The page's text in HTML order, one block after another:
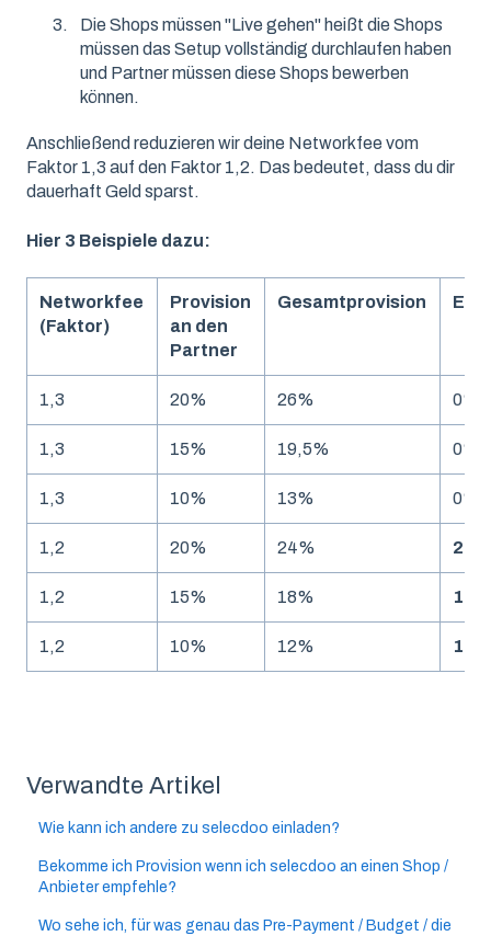
Die Shops müssen "Live gehen" heißt die Shops
müssen das Setup vollständig durchlaufen haben
und Partner müssen diese Shops bewerben
können.
Anschließend reduzieren wir deine Networkfee vom
Faktor 1,3 auf den Faktor 1,2. Das bedeutet, dass du dir
dauerhaft Geld sparst.
Hier 3 Beispiele dazu:
Networkfee
(Faktor)
Provision
an den
Partner
Gesamtprovision
1,3 20% 26% 0%
1,3 15% 19,5% 0%
1,3 10% 13% 0%
1,2 20% 24% 2%
1,2 15% 18%
1,2 10% 12% 1%
Verwandte Artikel
Wie kann ich andere zu selecdoo einladen?
Bekomme ich Provision wenn ich selecdoo an einen Shop /
Anbieter empfehle?
Wo sehe ich, für was genau das Pre-Payment / Budget / die